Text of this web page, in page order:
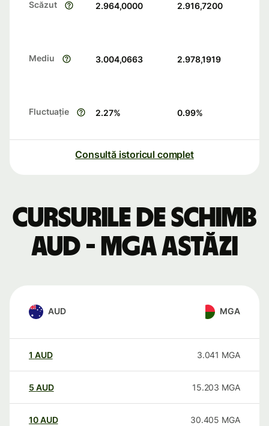
Scăzut 2.964,0000 2.916,7200
Mediu 3.004,0663 2.978,1919
Fluctuație 2.27% 0.99%
Consultă istoricul complet
Cursurile de schimb
AUD - MGA astăzi
AUD MGA
1 AUD 3.041 MGA
5 AUD 15.203 MGA
10AUD 30.405 MGA